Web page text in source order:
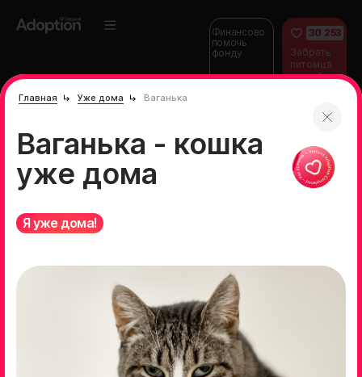
Финансово
помочь
фонду
30 253
Забрать
питомца
домой
Главная Уже дома Ваганька
Ваганька - кошка
уже дома
Я уже дома!